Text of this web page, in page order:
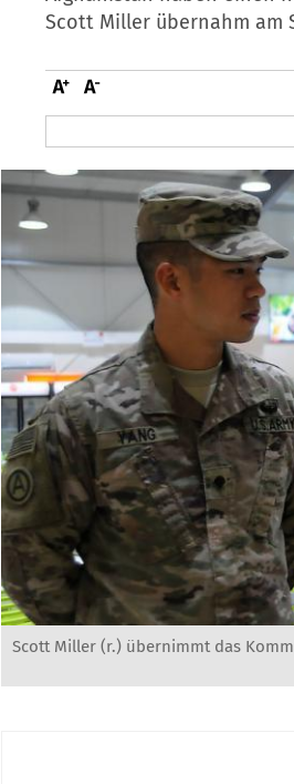
Scott Miller übernahm am
Scott Miller (r.) übernimmt das